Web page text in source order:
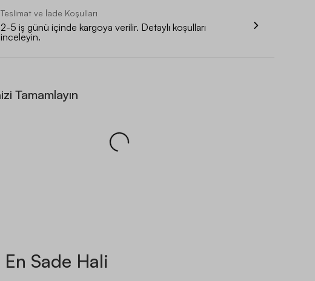
Teslimat ve İade Koşulları
2-5 iş günü içinde kargoya verilir. Detaylı koşulları
inceleyin.
Tamamlayın
Sade Hali